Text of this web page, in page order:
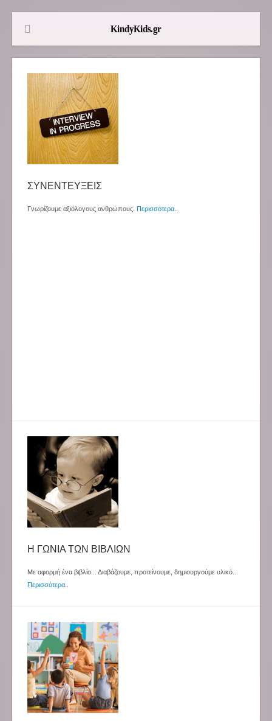
ΣΥΝΕΝΤΕΥΞΕΙΣ
Γνωρίζουμε αξιόλογους ανθρώπους. Περισσότερα
Η ΓΩΝΙΑ ΤΩΝ ΒΙΒΛΙΩΝ
Με αφορμή ένα βιβλίο... Διαβάζουμε, προτείνουμε, δημιουργούμε υλικό...
Περισσότερα